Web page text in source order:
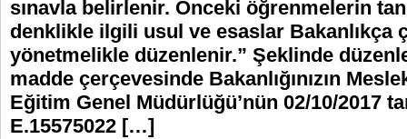
sınavla belirlenir. Önceki öğrenmelerin
denklikle ilgili usul ve esaslar Bakanlıkça
yönetmelikle düzenlenir.” Şeklinde
madde çerçevesinde Bakanlığınızın
Eğitim Genel Müdürlüğü’nün 02/10/2017
E.15575022 […]